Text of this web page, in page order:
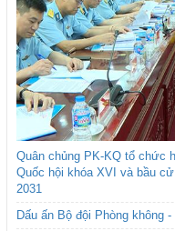
Quân chủng PK-KQ tổ chức
Quốc hội khóa XVI và bầu
2031
Dấu ấn Bộ đội Phòng không